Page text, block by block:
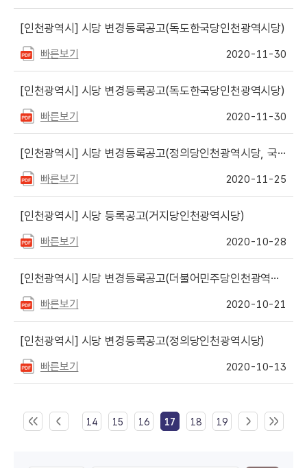
[인천광역시] 시당 변경등록공고(독도한국당인천광역시당)
빠른보기 2020-11-30
[인천광역시] 시당 변경등록공고(독도한국당인천광역시당)
빠른보기 2020-11-30
[인천광역시] 시당 변경등록공고(정의당인천광역시당, 국민참여신당인천광역시당)
빠른보기 2020-11-25
[인천광역시] 시당 등록공고(거지당인천광역시당)
빠른보기 2020-10-28
[인천광역시] 시당 변경등록공고(더불어민주당인천광역시당)
빠른보기 2020-10-21
[인천광역시] 시당 변경등록공고(정의당인천광역시당)
빠른보기 2020-10-13
14 15 16 17 18 19